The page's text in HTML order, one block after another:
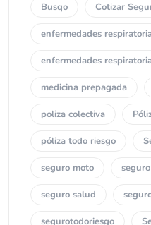
Busqo Cotizar
enfermedades
enfermedades
medicina prepagada
poliza colectiva
póliza todo riesgo
seguro moto
seguro salud
segurotodoriesgo